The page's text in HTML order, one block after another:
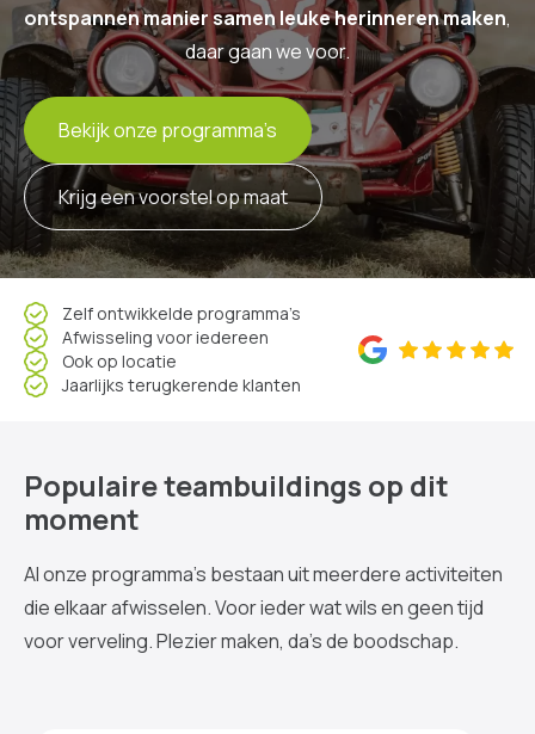
ontspannen manier samen leuke herinneren maken,
daar gaan we voor.
Bekijk onze programma’s
Krijg een voorstel op maat
Zelf ontwikkelde programma’s
Afwisseling voor iedereen
Ook op locatie
Jaarlijks terugkerende klanten
Populaire teambuildings op dit
moment
Al onze programma’s bestaan uit meerdere activiteiten
die elkaar afwisselen. Voor ieder wat wils en geen tijd
voor verveling. Plezier maken, da’s de boodschap.